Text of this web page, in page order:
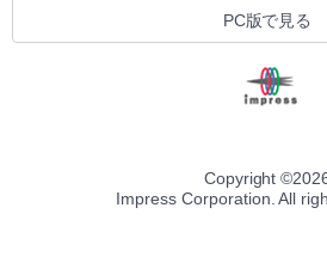
PC版で見る
Copyright ©
Impress Corporation. All